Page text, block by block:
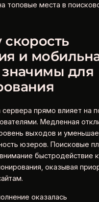
топовые места в
и
значимы для
сервера прямо влияет на
Медленная
выходов и
юзеров. Поисковые
быстродействие
оказывая
оказалась